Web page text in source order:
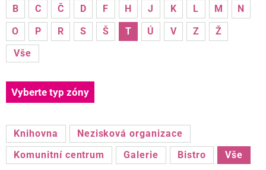
B C Č D F H J K L M
N
O
P R S Š T Ú V Z
Ž
Vše
Vyberte typ zóny
Knihovna
Nezisková organizace
Komunitní centrum
Galerie Bistro Vše